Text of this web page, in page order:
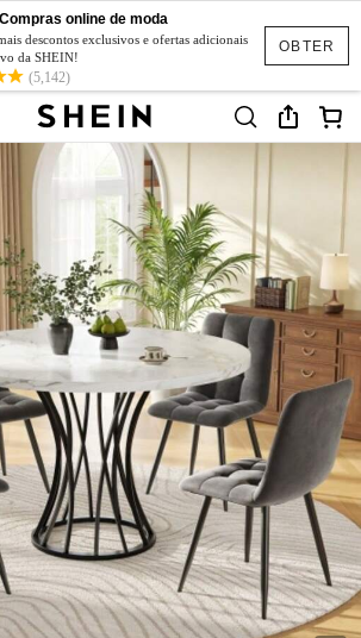
OBTER
online de moda
descontos exclusivos e ofertas adicionais
da SHEIN!
(5,142)